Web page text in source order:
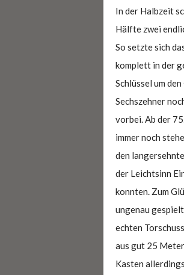
In der Halbzeit
Hälfte zwei
So setzte sich
komplett in der
Schlüssel um
Sechszehner
vorbei. Ab der
immer noch
den
der Leichtsinn
konnten. Zum
ungenau
echten
aus gut 25
Kasten